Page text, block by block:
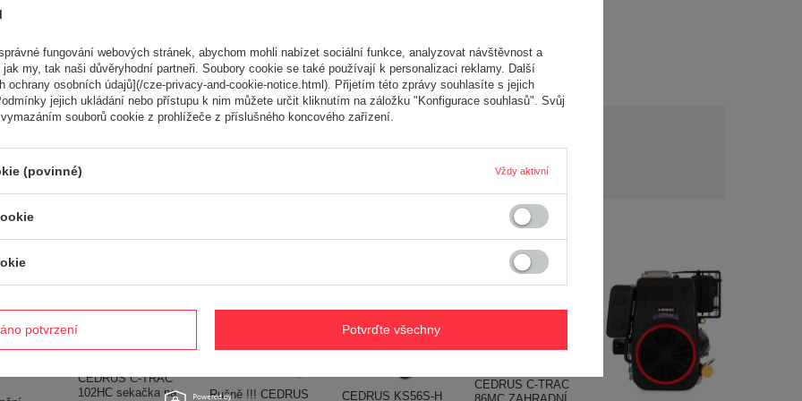
[mm]
[mm]
18
10.000 g
Položit otázku
CEDRUS C-TRAC
102HC sekačka na
Ručně !!! CEDRUS
CEDRUS KS56S-H
CEDRUS C-TRAC
fungování webových stránek, abychom mohli nabízet sociální funkce, analyzovat návštěvnost a
my, tak naši důvěryhodní partneři. Soubory cookie se také používají k personalizaci reklamy. Další
ochrany osobních údajů](/cze-privacy-and-cookie-notice.html). Přijetím této zprávy souhlasíte s jejich
jejich ukládání nebo přístupu k nim můžete určit kliknutím na záložku "Konfigurace souhlasů". Svůj
souborů cookie z prohlížeče z příslušného koncového zařízení.
(povinné) Vždy aktivní
potvrzení Potvrďte všechny